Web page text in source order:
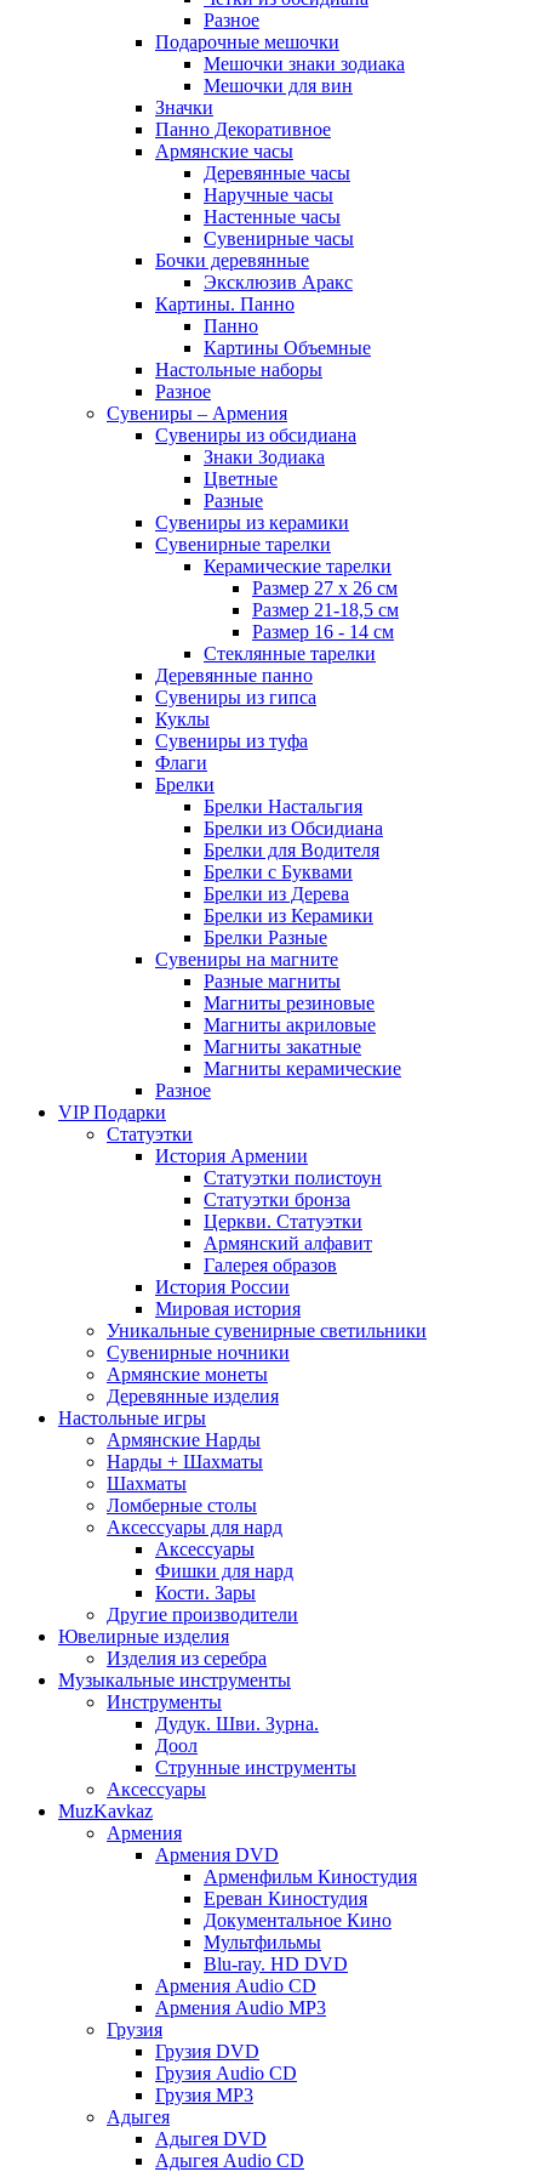
Разное
Подарочные мешочки
Мешочки знаки зодиака
Мешочки для вин
Значки
Панно Декоративное
Армянские часы
Деревянные часы
Наручные часы
Настенные часы
Сувенирные часы
Бочки деревянные
Эксклюзив Аракс
Картины. Панно
Панно
Картины Объемные
Настольные наборы
Разное
Сувениры – Армения
Сувениры из обсидиана
Знаки Зодиака
Цветные
Разные
Сувениры из керамики
Сувенирные тарелки
Керамические тарелки
Размер 27 х 26 см
Размер 21-18,5 см
Размер 16 - 14 см
Стеклянные тарелки
Деревянные панно
Сувениры из гипса
Куклы
Сувениры из туфа
Флаги
Брелки
Брелки Настальгия
Брелки из Обсидиана
Брелки для Водителя
Брелки с Буквами
Брелки из Дерева
Брелки из Керамики
Брелки Разные
Сувениры на магните
Разные магниты
Магниты резиновые
Магниты акриловые
Магниты закатные
Магниты керамические
Разное
VIP Подарки
Статуэтки
История Армении
Статуэтки полистоун
Статуэтки бронза
Церкви. Статуэтки
Армянский алфавит
Галерея образов
История России
Мировая история
Уникальные сувенирные светильники
Сувенирные ночники
Армянские монеты
Деревянные изделия
Настольные игры
Армянские Нарды
Нарды + Шахматы
Шахматы
Ломберные столы
Аксессуары для нард
Аксессуары
Фишки для нард
Кости. Зары
Другие производители
Ювелирные изделия
Изделия из серебра
Музыкальные инструменты
Инструменты
Дудук. Шви. Зурна.
Доол
Струнные инструменты
Аксессуары
MuzKavkaz
Армения
Армения DVD
Арменфильм Киностудия
Ереван Киностудия
Документальное Кино
Мультфильмы
Blu-ray. HD DVD
Армения Audio CD
Армения Audio MP3
Грузия
Грузия DVD
Грузия Audio CD
Грузия MP3
Адыгея
Адыгея DVD
Адыгея Audio CD